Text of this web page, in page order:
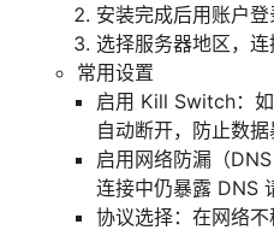
安装完成后用账户登
选择服务器地区，连
常用设置
启用 Kill Switch：
自动断开，防止数
启用网络防漏（
连接中仍暴露 DNS
协议选择：在网络